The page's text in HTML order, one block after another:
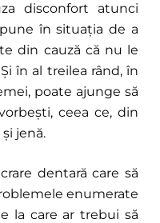
disconfort atunci
în situația de a
din cauză că nu le
în al treilea rând, în
poate ajunge să
ceea ce, din
jenă.
dentară care să
enumerate
la care ar trebui să